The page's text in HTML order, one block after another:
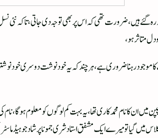
رہ گئے ہیں، ضرورت تھی کہ اس پر بھی توجہ دی جاتی، تاکہ
متاثر ہو،
موجود رہنا ضروری ہے،ہر چند کہ یہ خود نوشت دوسری خود
ان کا نام محمد کاری تھا،یہ بہت کم لوگوں کو معلوم
گیا تو میرے ایک مشفق استاد شری جمونا پرشاد جو ہیڈ ماسٹر